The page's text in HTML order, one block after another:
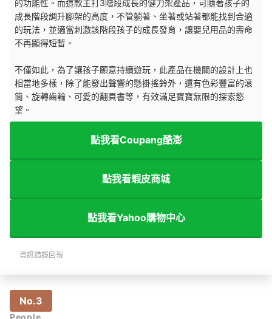
的功能性。而這款主打3階段成長的健力架產品，可隨著孩子的
成長階段調升腳架的高度，不管躺著、坐著或站著都能找到合適
的玩法，並適當刺激該階段孩子的成長發育，讓嬰兒用品的壽命
不再顯得短暫。
不僅如此，為了讓孩子願意持續遊玩，此產品在機關的設計上也
相當地多樣，除了能發出聲響的懸掛搖鈴外，還有色彩豐富的滾
筒、旋轉齒輪、可愛的翻頁書等，有效滿足寶寶無限的探索慾
望。
點我看Coupang酷澎
點我看蝦皮商城
點我看Yahoo購物中心
資訊錯誤回報
No.3